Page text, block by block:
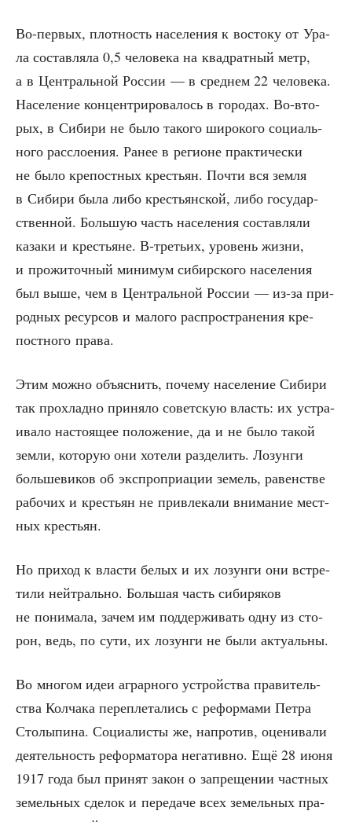
Во-пер­вых, плот­ность насе­ле­ния к восто­ку от Ура­
ла состав­ля­ла 0,5 чело­ве­ка на квад­рат­ный метр,
а в Цен­траль­ной Рос­сии — в сред­нем 22 чело­ве­ка.
Насе­ле­ние кон­цен­три­ро­ва­лось в горо­дах. Во-вто­
рых, в Сиби­ри не было тако­го широ­ко­го соци­аль­
но­го рас­сло­е­ния. Ранее в реги­оне прак­ти­че­ски
не было кре­пост­ных кре­стьян. Почти вся зем­ля
в Сиби­ри была либо кре­стьян­ской, либо госу­дар­
ствен­ной. Боль­шую часть насе­ле­ния состав­ля­ли
каза­ки и кре­стьяне. В‑третьих, уро­вень жиз­ни,
и про­жи­точ­ный мини­мум сибир­ско­го насе­ле­ния
был выше, чем в Цен­траль­ной Рос­сии — из-за при­
род­ных ресур­сов и мало­го рас­про­стра­не­ния кре­
пост­но­го права.
Этим мож­но объ­яс­нить, поче­му насе­ле­ние Сиби­ри
так про­хлад­но при­ня­ло совет­скую власть: их устра­
и­ва­ло насто­я­щее поло­же­ние, да и не было такой
зем­ли, кото­рую они хоте­ли раз­де­лить. Лозун­ги
боль­ше­ви­ков об экс­про­при­а­ции земель, равен­стве
рабо­чих и кре­стьян не при­вле­ка­ли вни­ма­ние мест­
ных крестьян.
Но при­ход к вла­сти белых и их лозун­ги они встре­
ти­ли ней­траль­но. Боль­шая часть сиби­ря­ков
не пони­ма­ла, зачем им под­дер­жи­вать одну из сто­
рон, ведь, по сути, их лозун­ги не были актуальны.
Во мно­гом идеи аграр­но­го устрой­ства пра­ви­тель­
ства Кол­ча­ка пере­пле­та­лись с рефор­ма­ми Пет­ра
Сто­лы­пи­на. Соци­а­ли­сты же, напро­тив, оце­ни­ва­ли
дея­тель­ность рефор­ма­то­ра нега­тив­но. Ещё 28 июня
1917 года был при­нят закон о запре­ще­нии част­ных
земель­ных сде­лок и пере­да­че всех земель­ных пра­